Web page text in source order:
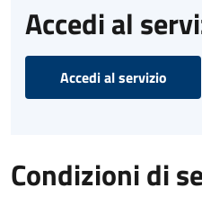
Accedi al
Accedi al servizio
Condizioni di